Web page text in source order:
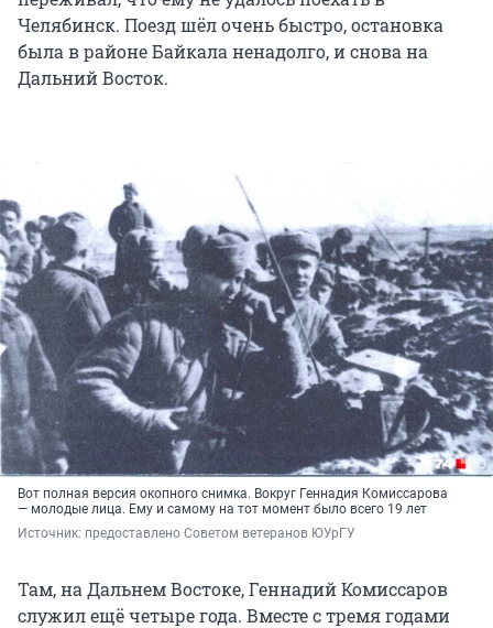
Челябинск. Поезд шёл очень быстро, остановка
была в районе Байкала ненадолго, и снова на
Дальний Восток.
Вот полная версия окопного снимка. Вокруг Геннадия Комиссарова
— молодые лица. Ему и самому на тот момент было всего 19 лет
Источник: предоставлено Советом ветеранов ЮУрГУ
Там, на Дальнем Востоке, Геннадий Комиссаров
служил ещё четыре года. Вместе с тремя годами